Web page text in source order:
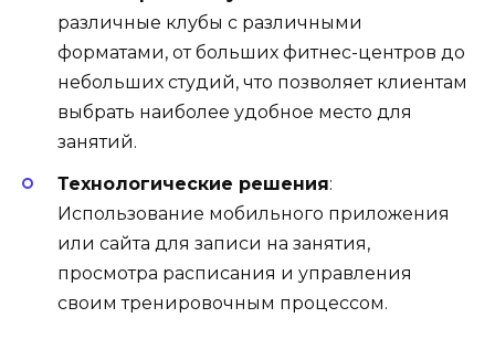
различные клубы с различными
форматами, от больших фитнес-центров до
небольших студий, что позволяет клиентам
выбрать наиболее удобное место для
занятий.
Технологические решения:
Использование мобильного приложения
или сайта для записи на занятия,
просмотра расписания и управления
своим тренировочным процессом.